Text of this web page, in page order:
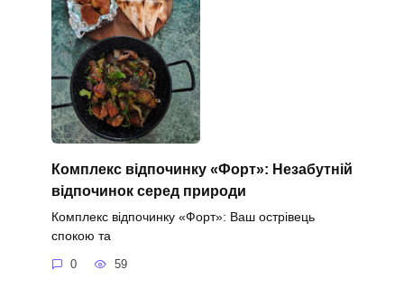
Комплекс відпочинку «Форт»: Незабутній
відпочинок серед природи
Комплекс відпочинку «Форт»: Ваш острівець
спокою та
0 59